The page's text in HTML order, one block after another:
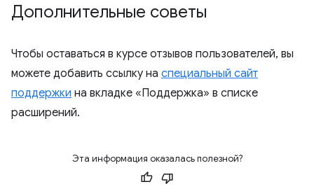
Дополнительные советы
Чтобы оставаться в курсе отзывов пользователей, вы
можете добавить ссылку на специальный сайт
поддержки на вкладке «Поддержка» в списке
расширений.
Эта информация оказалась полезной?